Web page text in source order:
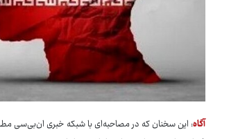
آگاه: این سخنان که در مصاحبه‌ای با شبکه خبری ان‌بی‌سی